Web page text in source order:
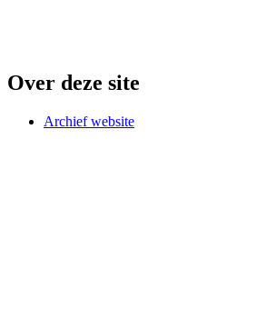
Over deze site
Archief website